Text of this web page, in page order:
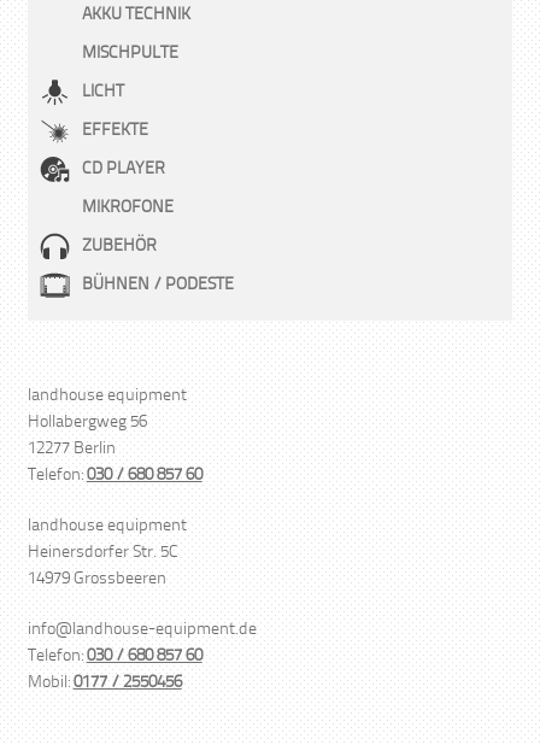
AKKU TECHNIK
MISCHPULTE
LICHT
EFFEKTE
CD PLAYER
MIKROFONE
ZUBEHÖR
BÜHNEN / PODESTE
landhouse equipment
Hollabergweg 56
12277 Berlin
Telefon:030 / 680 857 60
landhouse equipment
Heinersdorfer Str. 5C
14979 Grossbeeren
info@landhouse-equipment.de
Telefon:030 / 680 857 60
Mobil:0177 / 2550456